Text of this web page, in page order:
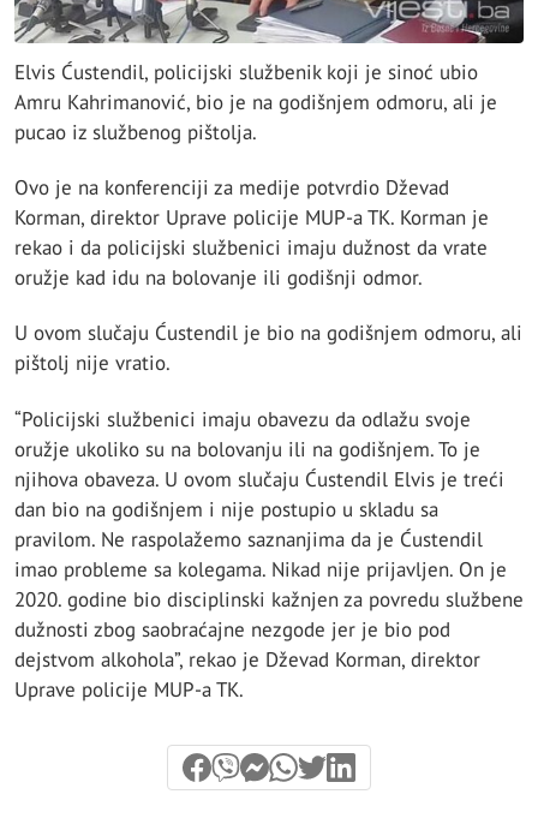
Elvis Ćustendil, policijski službenik koji je sinoć ubio
Amru Kahrimanović, bio je na godišnjem odmoru, ali je
pucao iz službenog pištolja.
Ovo je na konferenciji za medije potvrdio Dževad
Korman, direktor Uprave policije MUP-a TK. Korman je
rekao i da policijski službenici imaju dužnost da vrate
oružje kad idu na bolovanje ili godišnji odmor.
U ovom slučaju Ćustendil je bio na godišnjem odmoru, ali
pištolj nije vratio.
“Policijski službenici imaju obavezu da odlažu svoje
oružje ukoliko su na bolovanju ili na godišnjem. To je
njihova obaveza. U ovom slučaju Ćustendil Elvis je treći
dan bio na godišnjem i nije postupio u skladu sa
pravilom. Ne raspolažemo saznanjima da je Ćustendil
imao probleme sa kolegama. Nikad nije prijavljen. On je
2020. godine bio disciplinski kažnjen za povredu službene
dužnosti zbog saobraćajne nezgode jer je bio pod
dejstvom alkohola”, rekao je Dževad Korman, direktor
Uprave policije MUP-a TK.